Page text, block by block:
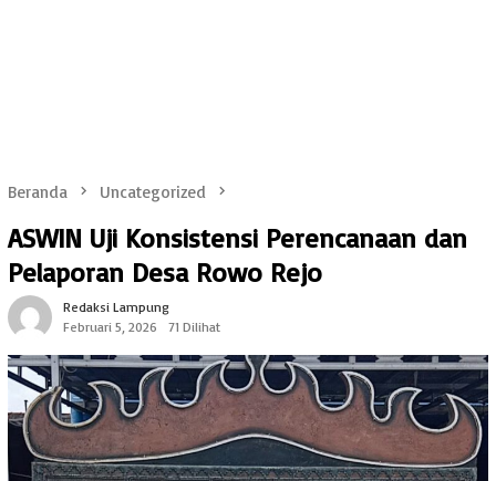
Beranda Uncategorized
ASWIN Uji Konsistensi Perencanaan dan
Pelaporan Desa Rowo Rejo
Redaksi Lampung
Februari 5, 2026
71 Dilihat